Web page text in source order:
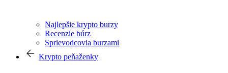
Najlepšie krypto burzy
Recenzie búrz
Sprievodcovia burzami
Krypto peňaženky